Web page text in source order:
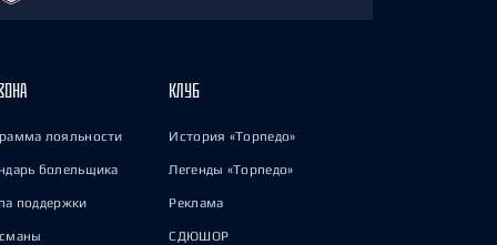
лояльности
болельщика
поддержки
КЛУБ
История «Торпедо»
Легенды «Торпедо»
Реклама
СДЮШОР